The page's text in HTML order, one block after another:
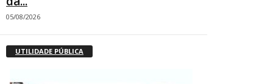
05/08/2026
UTILIDADE PÚBLICA